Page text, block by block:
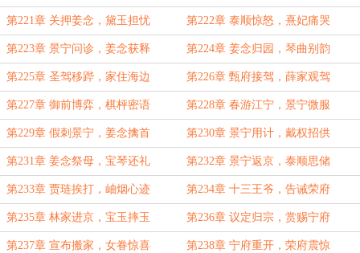
第221章 关押姜念，黛玉担忧 第222章 泰顺惊怒，熹妃痛哭
第223章 景宁问诊，姜念获释 第224章 姜念归园，琴曲别韵
第225章 圣驾移跸，家住海边 第226章 甄府接驾，薛家观驾
第227章 御前博弈，棋枰密语 第228章 春游江宁，景宁微服
第229章 假刺景宁，姜念擒首 第230章 景宁用计，戴权招供
第231章 姜念祭母，宝琴还礼 第232章 景宁返京，泰顺思储
第233章 贾琏挨打，岫烟心迹 第234章 十三王爷，告诫荣府
第235章 林家进京，宝玉摔玉 第236章 议定归宗，赏赐宁府
第237章 宣布搬家，女眷惊喜 第238章 宁府重开，荣府震惊